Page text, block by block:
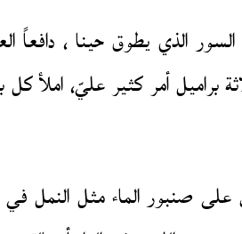
الذي يطوق حينا ، دافعاً
أمر كثير عليّ، املأ
على صنبور الماء مثل